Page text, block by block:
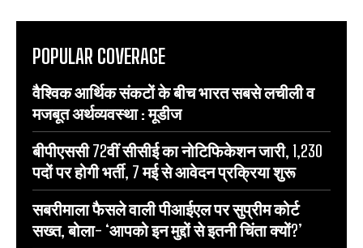
POPULAR COVERAGE
वैश्विक आर्थिक संकटों के बीच भारत सबसे लचीली व
मजबूत अर्थव्यवस्था : मूडीज
बीपीएससी 72वीं सीसीई का नोटिफिकेशन जारी, 1,230
पदों पर होगी भर्ती, 7 मई से आवेदन प्रक्रिया शुरू
सबरीमाला फैसले वाली पीआईएल पर सुप्रीम कोर्ट
सख्त, बोला- ‘आपको इन मुद्दों से इतनी चिंता क्यों?’